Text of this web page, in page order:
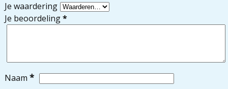
Je waardering
Je beoordeling*
Naam *